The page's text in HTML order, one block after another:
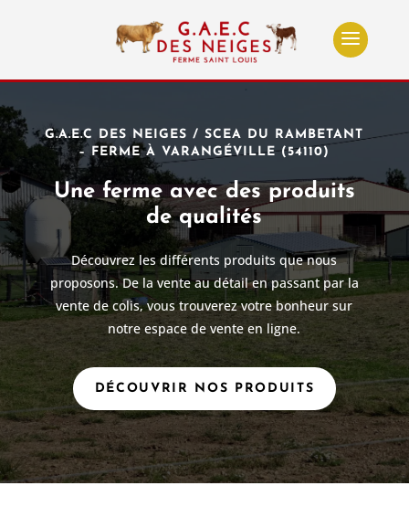
G.A.E.C DES NEIGES / SCEA DU RAMBETANT
– FERME À VARANGÉVILLE (54110)
Une ferme avec des produits
de qualités
Découvrez les différents produits que nous
proposons. De la vente au détail en passant par la
vente de colis, vous trouverez votre bonheur sur
notre espace de vente en ligne.
DÉCOUVRIR NOS PRODUITS